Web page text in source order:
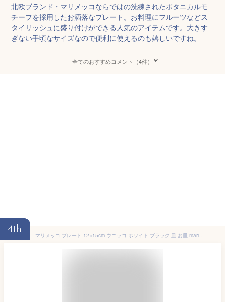
北欧ブランド・マリメッコならではの洗練されたボタニカルモ
チーフを採用したお洒落なプレート。お料理にフルーツなどス
タイリッシュに盛り付けができる人気のアイテムです。大きす
ぎない手頃なサイズなので便利に使えるのも嬉しいですね。
全てのおすすめコメント（4件）
4th
マリメッコ プレート 12×15cm ウニッコ ホワイト ブラック 皿 お皿 marimekko UNIKKO